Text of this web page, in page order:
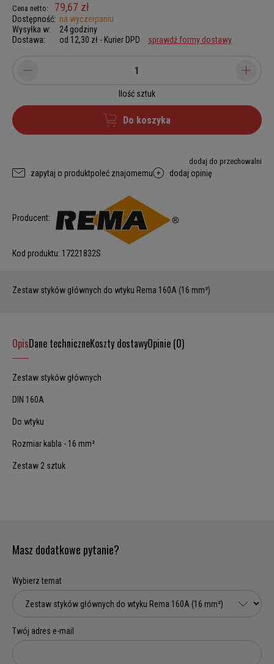
Cena netto: 79,67 zł
Dostępność: na wyczerpaniu
Wysyłka w:
24 godziny
Dostawa:
od 12,30 zł - Kurier DPD sprawdź formy dostawy
Ilość sztuk
Do koszyka
dodaj do przechowalni
zapytaj o produktpoleć znajomemu dodaj opinię
Producent:
Kod produktu: 17221832S
Zestaw styków głównych do wtyku Rema 160A (16 mm²)
OpisDane techniczneKoszty dostawyOpinie (0)
Zestaw styków głównych
DIN 160A
Do wtyku
Rozmiar kabla - 16 mm²
Zestaw 2 sztuk
Masz dodatkowe pytanie?